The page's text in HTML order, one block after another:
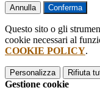
Annulla Conferma
Questo sito o gli
cookie necessari al
COOKIE POLICY.
Personalizza Rifiuta
Gestione cookie